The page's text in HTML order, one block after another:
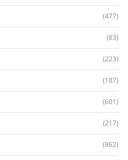
(477)
(83)
(223)
(187)
(601)
(217)
(862)